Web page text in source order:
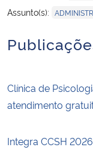
Assunto(s):
Clínica de
atendimento
Integra CCSH